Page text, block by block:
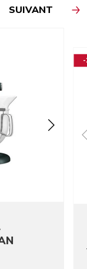
SUIVANT
-